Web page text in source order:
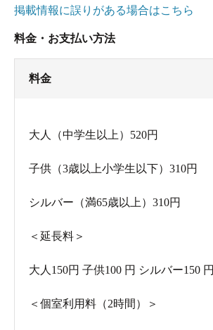
掲載情報に誤りがある場合はこちら
料金・お支払い方法
料金
大人（中学生以上）520円
子供（3歳以上小学生以下）310円
シルバー（満65歳以上）310円
＜延長料＞
大人150円 子供100 円 シルバー150 円
＜個室利用料（2時間）＞